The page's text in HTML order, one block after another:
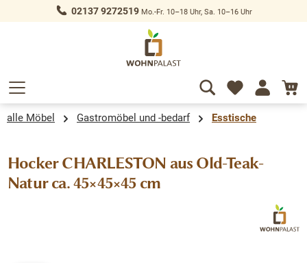
springen 02137 9272519Mo.-Fr. 10–18 Uhr, Sa. 10–16 Uhr
alle Möbel Gastromöbel und -bedarf Esstische
Hocker CHARLESTON aus Old-Teak-
Natur ca. 45×45×45 cm